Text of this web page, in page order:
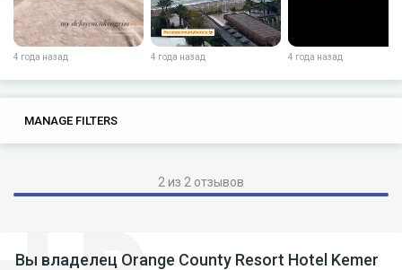
4 года назад 4 года назад 4 года назад
TAGS 20
MANAGE FILTERS
2 из 2 отзывов
Вы владелец Orange County Resort Hotel Kemer